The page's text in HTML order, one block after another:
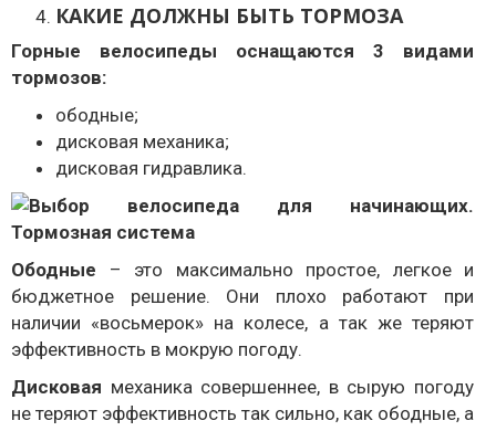
КАКИЕ ДОЛЖНЫ БЫТЬ ТОРМОЗА
Горные велосипеды оснащаются 3 видами
тормозов:
ободные;
дисковая механика;
дисковая гидравлика.
Ободные – это максимально простое, легкое и
бюджетное решение. Они плохо работают при
наличии «восьмерок» на колесе, а так же теряют
эффективность в мокрую погоду.
Дисковая механика совершеннее, в сырую погоду
не теряют эффективность так сильно, как ободные, а